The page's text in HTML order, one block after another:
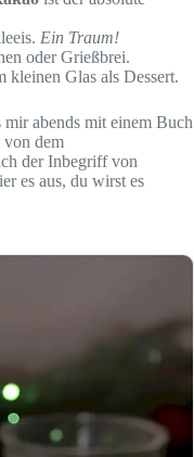
Ein Traum!
oder Grießbrei.
kleinen Glas als Dessert.
abends mit einem Buch
von dem
der Inbegriff von
es aus, du wirst es